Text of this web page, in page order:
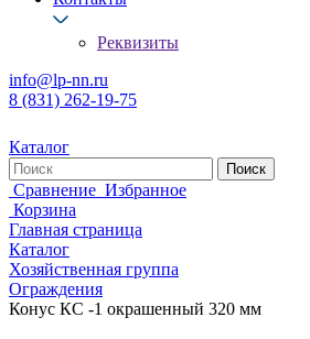
Реквизиты
info@lp-nn.ru
8 (831) 262-19-75
Каталог
Сравнение Избранное
Корзина
Главная страница
Каталог
Хозяйственная группа
Ограждения
Конус КС -1 окрашенный 320 мм